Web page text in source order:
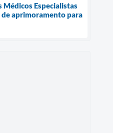
Médicos Especialistas
aprimoramento para